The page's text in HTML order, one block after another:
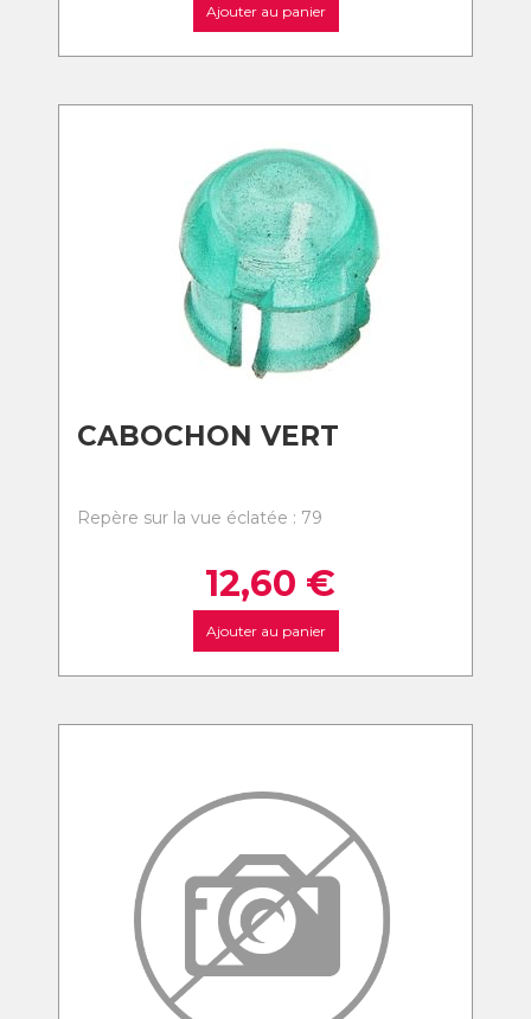
Ajouter au panier
CABOCHON VERT
Repère sur la vue éclatée : 79
12,60 €
Ajouter au panier